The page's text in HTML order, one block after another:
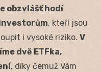
obzvlášť hodí
, kteří jsou
i vysoké riziko. V
dvě ETFka,
, díky čemuž Vám